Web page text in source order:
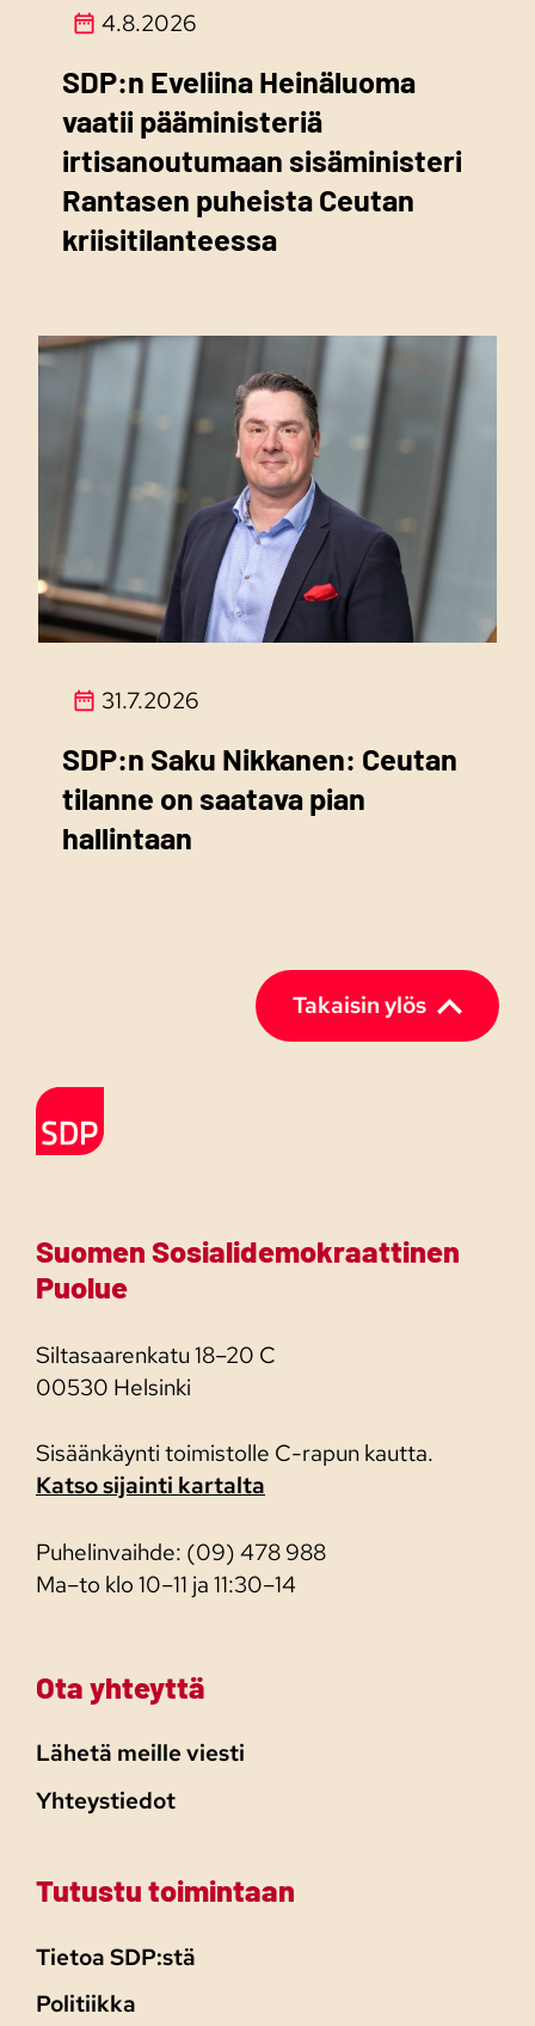
4.8.2026
SDP:n Eveliina Heinäluoma
vaatii pääministeriä
irtisanoutumaan sisäministeri
Rantasen puheista Ceutan
kriisitilanteessa
31.7.2026
SDP:n Saku Nikkanen: Ceutan
tilanne on saatava pian
hallintaan
Takaisin ylös
Etusivulle
Suomen Sosialidemokraattinen
Puolue
Siltasaarenkatu 18–20 C
00530 Helsinki
Sisäänkäynti toimistolle C-rapun kautta.
Katso sijainti kartalta
Puhelinvaihde: (09) 478 988
Ma–to klo 10–11 ja 11:30–14
Ota yhteyttä
Lähetä meille viesti
Yhteystiedot
Tutustu toimintaan
Tietoa SDP:stä
Politiikka